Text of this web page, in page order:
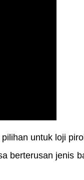
untuk loji
berterusan jenis